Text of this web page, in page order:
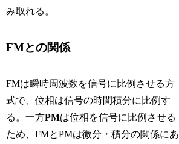
み取れる。
FMとの関係
FMは瞬時周波数を信号に比例させる方
式で、位相は信号の時間積分に比例す
る。一方PMは位相を信号に比例させる
ため、FMとPMは微分・積分の関係にあ